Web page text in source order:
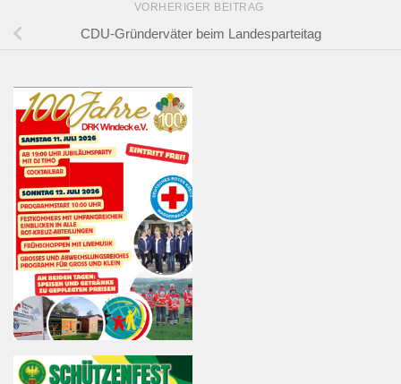
VORHERIGER BEITRAG
CDU-Gründerväter beim Landesparteitag